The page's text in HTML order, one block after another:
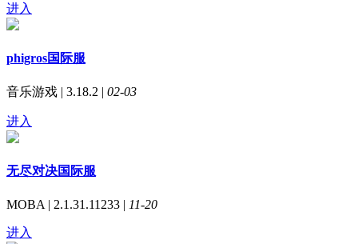
进入
phigros国际服
音乐游戏 | 3.18.2 | 02-03
进入
无尽对决国际服
MOBA | 2.1.31.11233 | 11-20
进入